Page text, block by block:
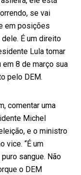
se vai
em posições
É um direito
Lula tomar
em 8 de março sua
pelo DEM.
comentar uma
Michel
e o ministro
vice. “É um
sangue. Não
o DEM